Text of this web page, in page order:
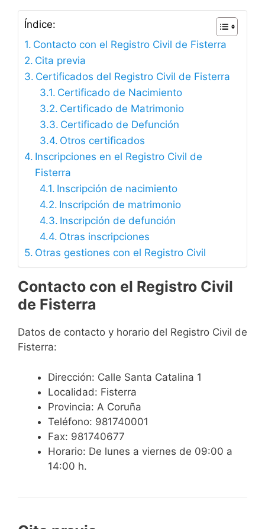
Índice:
Contacto con el Registro Civil de Fisterra
Cita previa
Certificados del Registro Civil de Fisterra
Certificado de Nacimiento
Certificado de Matrimonio
Certificado de Defunción
Otros certificados
Inscripciones en el Registro Civil de
Fisterra
Inscripción de nacimiento
Inscripción de matrimonio
Inscripción de defunción
Otras inscripciones
Otras gestiones con el Registro Civil
Contacto con el Registro Civil
de Fisterra
Datos de contacto y horario del Registro Civil de
Fisterra:
Dirección: Calle Santa Catalina 1
Localidad: Fisterra
Provincia: A Coruña
Teléfono: 981740001
Fax: 981740677
Horario: De lunes a viernes de 09:00 a
14:00 h.